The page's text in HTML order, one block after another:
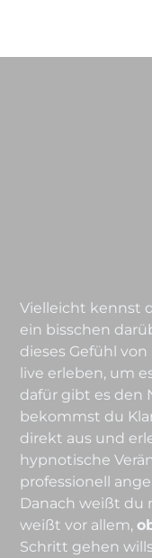
Vielleicht kennst
ein bisschen
dieses Gefühl
live erleben, um
dafür gibt es den
bekommst du
direkt aus und
hypnotische
professionell
Danach weißt du
weißt vor allem,
Schritt gehen